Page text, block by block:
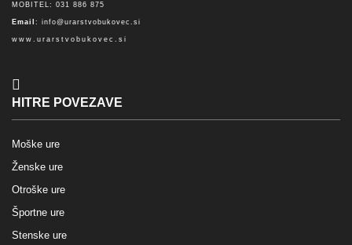
MOBITEL: 031 886 875
Email : info@urarstvobukovec.si
www.urarstvobukovec.si
HITRE POVEZAVE
Moške ure
Ženske ure
Otroške ure
Športne ure
Stenske ure